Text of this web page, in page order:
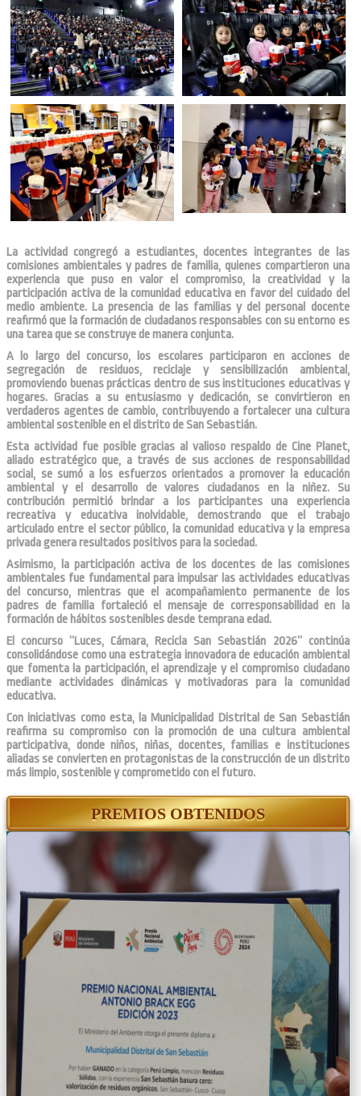
La actividad congregó a estudiantes, docentes integrantes de las
comisiones ambientales y padres de familia, quienes compartieron una
experiencia que puso en valor el compromiso, la creatividad y la
participación activa de la comunidad educativa en favor del cuidado del
medio ambiente. La presencia de las familias y del personal docente
reafirmó que la formación de ciudadanos responsables con su entorno es
una tarea que se construye de manera conjunta.
A lo largo del concurso, los escolares participaron en acciones de
segregación de residuos, reciclaje y sensibilización ambiental,
promoviendo buenas prácticas dentro de sus instituciones educativas y
hogares. Gracias a su entusiasmo y dedicación, se convirtieron en
verdaderos agentes de cambio, contribuyendo a fortalecer una cultura
ambiental sostenible en el distrito de San Sebastián.
Esta actividad fue posible gracias al valioso respaldo de Cine Planet,
aliado estratégico que, a través de sus acciones de responsabilidad
social, se sumó a los esfuerzos orientados a promover la educación
ambiental y el desarrollo de valores ciudadanos en la niñez. Su
contribución permitió brindar a los participantes una experiencia
recreativa y educativa inolvidable, demostrando que el trabajo
articulado entre el sector público, la comunidad educativa y la empresa
privada genera resultados positivos para la sociedad.
Asimismo, la participación activa de los docentes de las comisiones
ambientales fue fundamental para impulsar las actividades educativas
del concurso, mientras que el acompañamiento permanente de los
padres de familia fortaleció el mensaje de corresponsabilidad en la
formación de hábitos sostenibles desde temprana edad.
El concurso “Luces, Cámara, Recicla San Sebastián 2026” continúa
consolidándose como una estrategia innovadora de educación ambiental
que fomenta la participación, el aprendizaje y el compromiso ciudadano
mediante actividades dinámicas y motivadoras para la comunidad
educativa.
Con iniciativas como esta, la Municipalidad Distrital de San Sebastián
reafirma su compromiso con la promoción de una cultura ambiental
participativa, donde niños, niñas, docentes, familias e instituciones
aliadas se convierten en protagonistas de la construcción de un distrito
más limpio, sostenible y comprometido con el futuro.
PREMIOS OBTENIDOS